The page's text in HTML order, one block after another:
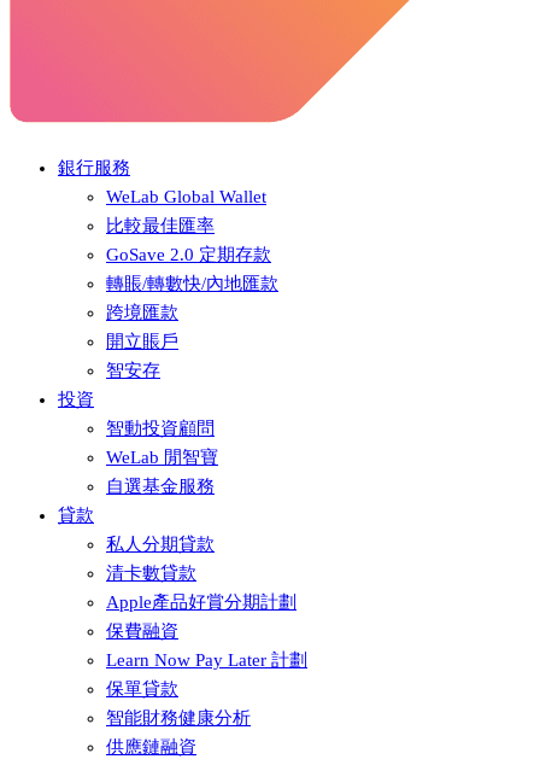
銀行服務
WeLab Global Wallet
比較最佳匯率
GoSave 2.0 定期存款
轉賬/轉數快/內地匯款
跨境匯款
開立賬戶
智安存
投資
智動投資顧問
WeLab 閒智寶
自選基金服務
貸款
私人分期貸款
清卡數貸款
Apple產品好賞分期計劃
保費融資
Learn Now Pay Later 計劃
保單貸款
智能財務健康分析
供應鏈融資